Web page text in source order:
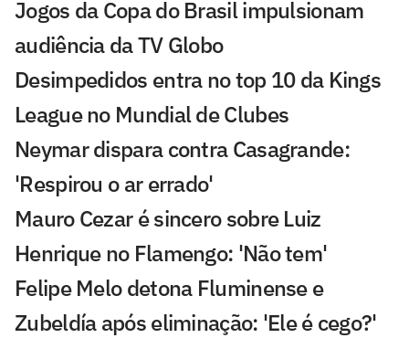
Jogos da Copa do Brasil impulsionam
audiência da TV Globo
Desimpedidos entra no top 10 da Kings
League no Mundial de Clubes
Neymar dispara contra Casagrande:
'Respirou o ar errado'
Mauro Cezar é sincero sobre Luiz
Henrique no Flamengo: 'Não tem'
Felipe Melo detona Fluminense e
Zubeldía após eliminação: 'Ele é cego?'